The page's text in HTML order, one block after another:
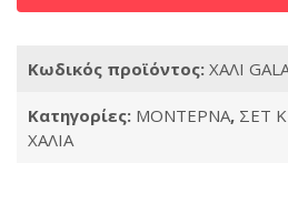
Κωδικός προϊόντος: ΧΑΛΙ
Κατηγορίες: ΜΟΝΤΕΡΝΑ, ΣΕΤ
ΧΑΛΙΑ